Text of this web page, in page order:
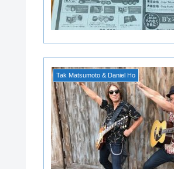
Tak Matsumoto & Daniel Ho